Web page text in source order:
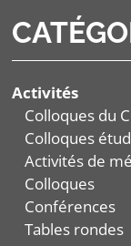
Activités
Colloques du
Colloques
Activités de
Colloques
Conférences
Tables rondes